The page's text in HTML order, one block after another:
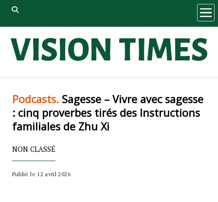
Podcasts.Sagesse – Vivre avec sagesse
: cinq proverbes tirés des Instructions
familiales de Zhu Xi
NON CLASSÉ
Publié le 12 avril 2026